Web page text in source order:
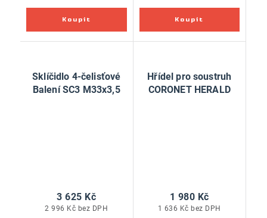
Sklíčidlo 4-čelisťové
Balení SC3 M33x3,5
2 996 Kč bez DPH
3 625 Kč
Hřídel pro soustruh
CORONET HERALD
1 636 Kč bez DPH
1 980 Kč